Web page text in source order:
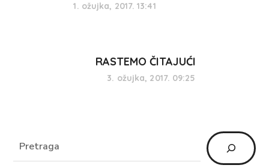
1. ožujka, 2017. 13:41
RASTEMO ČITAJUĆI
3. ožujka, 2017. 09:25